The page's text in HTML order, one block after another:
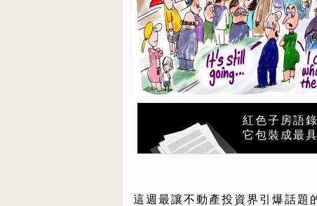
紅色子房語
它包裝成最
這週最讓不動產投資界引爆話